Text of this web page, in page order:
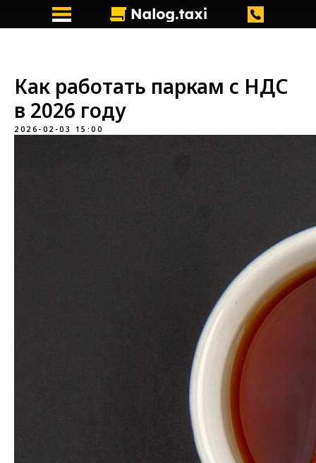
Как работать паркам с НДС
в 2026 году
2026-02-03 15:00